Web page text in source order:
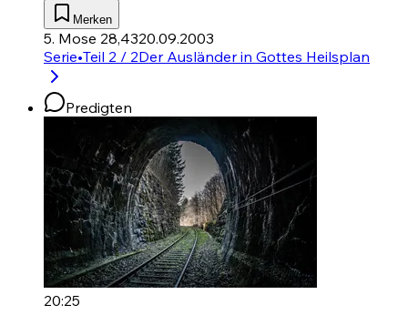
Merken
5. Mose 28,4320.09.2003
Serie•Teil 2 / 2Der Ausländer in Gottes Heilsplan
Predigten
20:25